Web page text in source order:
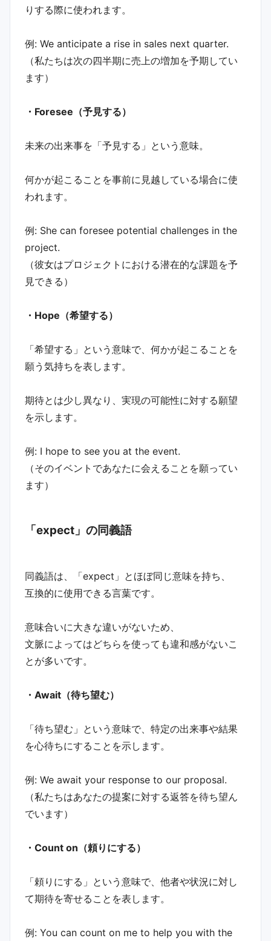
りする際に使われます。
例: We anticipate a rise in sales next quarter.
（私たちは次の四半期に売上の増加を予期してい
ます）
・Foresee（予見する）
未来の出来事を「予見する」という意味。
何かが起こることを事前に見越している場合に使
われます。
例: She can foresee potential challenges in the
project.
（彼女はプロジェクトにおける潜在的な課題を予
見できる）
・Hope（希望する）
「希望する」という意味で、何かが起こることを
願う気持ちを表します。
期待とは少し異なり、実現の可能性に対する願望
を示します。
例: I hope to see you at the event.
（そのイベントであなたに会えることを願ってい
ます）
「expect」の同義語
同義語は、「expect」とほぼ同じ意味を持ち、
互換的に使用できる言葉です。
意味合いに大きな違いがないため、
文脈によってはどちらを使っても違和感がないこ
とが多いです。
・Await（待ち望む）
「待ち望む」という意味で、特定の出来事や結果
を心待ちにすることを示します。
例: We await your response to our proposal.
（私たちはあなたの提案に対する返答を待ち望ん
でいます）
・Count on（頼りにする）
「頼りにする」という意味で、他者や状況に対し
て期待を寄せることを表します。
例: You can count on me to help you with the